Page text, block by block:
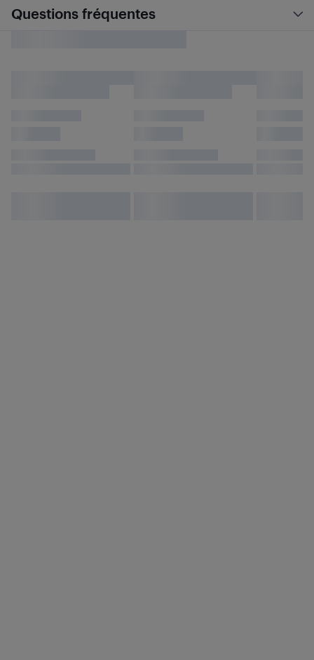
Questions fréquentes